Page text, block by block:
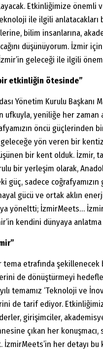
Etkinliğimize önemli
ile ilgili anlatacakları
bilim insanlarına,
düşünüyorum. İzmir
geleceği ile ilgili
etkinliğin ötesinde”
Yönetim Kurulu Başkanı
ufkuyla, yeniliğe her zaman
öncü güçlerinden
yön veren bir
bir kent olduk. İzmir,
bir yerleşim olarak,
güç, sadece
gücü ve ortak aklın
yöneltti; İzmirMeets…
kendini dünyaya
tema etrafında
de dönüştürmeyi
temamız ‘Teknoloji ve
de tarif ediyor.
girişimciler,
çıkan her
İzmirMeets’in her detayı